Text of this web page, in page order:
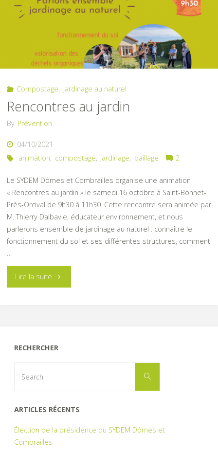
jardin
Château
Dauphin"
Compostage, Jardinage au naturel
Rencontres au jardin
By Prévention
04/10/2021
animation, compostage, jardinage, paillage 2
Le SYDEM Dômes et Combrailles organise une animation
« Rencontres au jardin » le samedi 16 octobre à Saint-Bonnet-
Près-Orcival de 9h30 à 11h30. Cette rencontre sera animée par
M. Thierry Dalbavie, éducateur environnement, et nous
parlerons ensemble de jardinage au naturel : connaître le
fonctionnement du sol et ses différentes structures, comment
…
Lire la suite"Rencontres
RECHERCHER
Search
ARTICLES RÉCENTS
Élection de la présidence du SYDEM Dômes et
Combrailles